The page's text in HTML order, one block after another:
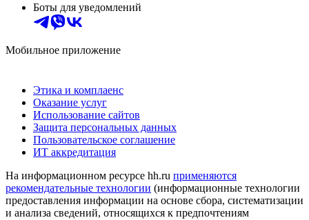
Боты для уведомлений
Мобильное приложение
Этика и комплаенс
Оказание услуг
Использование сайтов
Защита персональных данных
Пользовательское соглашение
ИТ аккредитация
На информационном ресурсе hh.ru применяются
рекомендательные технологии (информационные технологии
предоставления информации на основе сбора, систематизации
и анализа сведений, относящихся к предпочтениям